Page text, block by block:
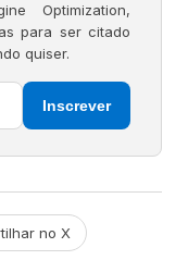
Optimization,
para ser citado
quiser.
Inscrever
no X